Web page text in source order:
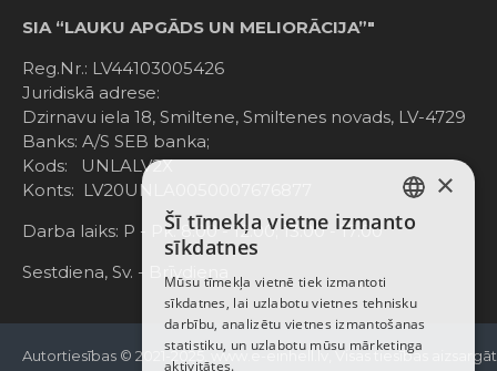
SIA “LAUKU APGĀDS UN MELIORĀCIJA”"
Reg.Nr.: LV44103005426
Juridiskā adrese:
Dzirnavu iela 18, Smiltene, Smiltenes novads, LV-4729
Banks: A/S SEB banka;
Kods: UNLALV2X
Konts: LV20UNLA0050007676877
Darba laiks: P - Pk. 8:00 - 12:00; 13:00 - 17:00
Sestdiena, Sv. - Brīvdiena
Autortiesības © 2021-2025, www.e-einhell.lv, Visas tiesības
LATVIAN
ENGLISH
×
Šī tīmekļa vietne izmanto
sīkdatnes
Mūsu tīmekļa vietnē tiek izmantoti
sīkdatnes, lai uzlabotu vietnes tehnisku
darbību, analizētu vietnes izmantošanas
statistiku, un uzlabotu mūsu mārketinga
aktivitātes.